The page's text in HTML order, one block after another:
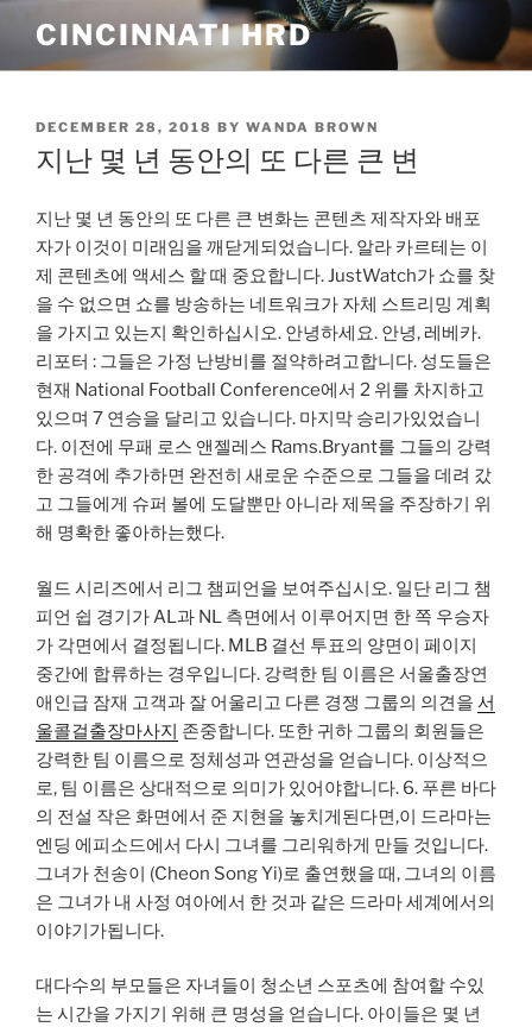
content
CINCINNATI HRD
POSTED
ON
DECEMBER 28, 2018 BY WANDA BROWN
지난 몇 년 동안의 또 다른 큰 변
지난 몇 년 동안의 또 다른 큰 변화는 콘텐츠 제작자와 배포
자가 이것이 미래임을 깨닫게되었습니다. 알라 카르테는 이
제 콘텐츠에 액세스 할 때 중요합니다. JustWatch가 쇼를 찾
을 수 없으면 쇼를 방송하는 네트워크가 자체 스트리밍 계획
을 가지고 있는지 확인하십시오. 안녕하세요. 안녕, 레베카.
리포터 : 그들은 가정 난방비를 절약하려고합니다. 성도들은
현재 National Football Conference에서 2 위를 차지하고
있으며 7 연승을 달리고 있습니다. 마지막 승리가있었습니
다. 이전에 무패 로스 앤젤레스 Rams.Bryant를 그들의 강력
한 공격에 추가하면 완전히 새로운 수준으로 그들을 데려 갔
고 그들에게 슈퍼 볼에 도달뿐만 아니라 제목을 주장하기 위
해 명확한 좋아하는했다.
월드 시리즈에서 리그 챔피언을 보여주십시오. 일단 리그 챔
피언 쉽 경기가 AL과 NL 측면에서 이루어지면 한 쪽 우승자
가 각면에서 결정됩니다. MLB 결선 투표의 양면이 페이지
중간에 합류하는 경우입니다. 강력한 팀 이름은 서울출장연
애인급 잠재 고객과 잘 어울리고 다른 경쟁 그룹의 의견을 서
울콜걸출장마사지 존중합니다. 또한 귀하 그룹의 회원들은
강력한 팀 이름으로 정체성과 연관성을 얻습니다. 이상적으
로, 팀 이름은 상대적으로 의미가 있어야합니다. 6. 푸른 바다
의 전설 작은 화면에서 준 지현을 놓치게된다면,이 드라마는
엔딩 에피소드에서 다시 그녀를 그리워하게 만들 것입니다.
그녀가 천송이 (Cheon Song Yi)로 출연했을 때, 그녀의 이름
은 그녀가 내 사정 여아에서 한 것과 같은 드라마 세계에서의
이야기가됩니다.
대다수의 부모들은 자녀들이 청소년 스포츠에 참여할 수있
는 시간을 가지기 위해 큰 명성을 얻습니다. 아이들은 몇 년